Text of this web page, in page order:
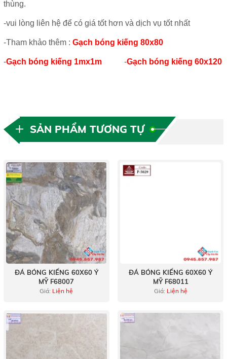
thùng.
-vui lòng liên hệ để có giá tốt hơn và dịch vụ tốt nhất
-Tham khảo thêm : Gạch bóng kiếng 80x80
-Gạch bóng kiếng 1mx1m -Gạch bóng kiếng 60x120
SẢN PHẨM TƯƠNG TỰ
ĐÁ BÓNG KIẾNG 60X60 Ý
MỸ F68007
Giá: Liện hệ
ĐÁ BÓNG KIẾNG 60X60 Ý
MỸ F68011
Giá: Liện hệ